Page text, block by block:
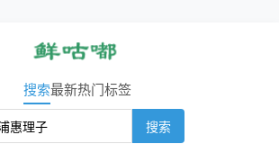
搜索最新热门标签
搜索